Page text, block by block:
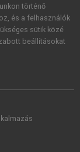
a szotar.netés a
történő
és a felhasználók
sütik közé
beállításokat